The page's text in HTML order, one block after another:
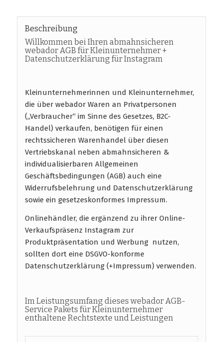
Beschreibung
Willkommen bei Ihren abmahnsicheren
webador AGB für Kleinunternehmer +
Datenschutzerklärung für Instagram
Kleinunternehmerinnen und Kleinunternehmer,
die über webador Waren an Privatpersonen
(„Verbraucher“ im Sinne des Gesetzes, B2C-
Handel) verkaufen, benötigen für einen
rechtssicheren Warenhandel über diesen
Vertriebskanal neben abmahnsicheren &
individualisierbaren Allgemeinen
Geschäftsbedingungen (AGB) auch eine
Widerrufsbelehrung und Datenschutzerklärung
sowie ein gesetzeskonformes Impressum.
Onlinehändler, die ergänzend zu ihrer Online-
Verkaufspräsenz Instagram zur
Produktpräsentation und Werbung nutzen,
sollten dort eine DSGVO-konforme
Datenschutzerklärung (+Impressum) verwenden.
Im Leistungsumfang dieses webador AGB-
Service Pakets für Kleinunternehmer
enthaltene Rechtstexte und Leistungen